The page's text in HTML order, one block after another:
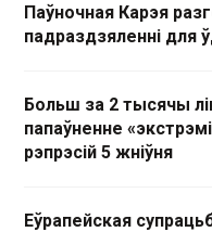
Паўночная Карэя
падраздзяленні для
Больш за 2 тысячы
папаўненне
рэпрэсій 5 жніўня
Еўрапейская